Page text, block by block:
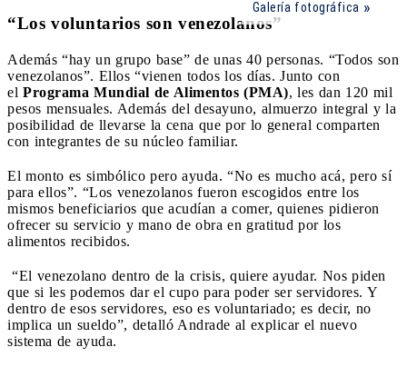
Galería fotográfica
“Los voluntarios son venezolanos”
Además “hay un grupo base” de unas 40 personas. “Todos son
venezolanos”. Ellos “vienen todos los días. Junto con
el Programa Mundial de Alimentos (PMA), les dan 120 mil
pesos mensuales. Además del desayuno, almuerzo integral y la
posibilidad de llevarse la cena que por lo general comparten
con integrantes de su núcleo familiar.
El monto es simbólico pero ayuda. “No es mucho acá, pero sí
para ellos”. “Los venezolanos fueron escogidos entre los
mismos beneficiarios que acudían a comer, quienes pidieron
ofrecer su servicio y mano de obra en gratitud por los
alimentos recibidos.
“El venezolano dentro de la crisis, quiere ayudar. Nos piden
que si les podemos dar el cupo para poder ser servidores. Y
dentro de esos servidores, eso es voluntariado; es decir, no
implica un sueldo”, detalló Andrade al explicar el nuevo
sistema de ayuda.